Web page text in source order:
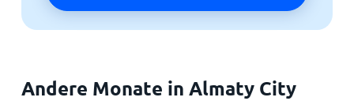
Andere Monate in Almaty City